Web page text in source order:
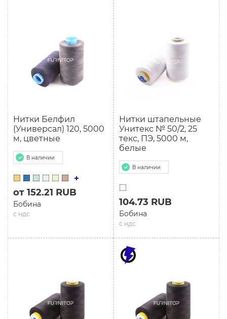
Нитки Белфил
(Универсал) 120, 5000
м, цветные
В наличии
с ндс
от 152.21 RUB
Бобина
Нитки штапельные
Унитекс № 50/2, 25
текс, ПЭ, 5000 м,
белые
В наличии
с ндс
104.73 RUB
Бобина